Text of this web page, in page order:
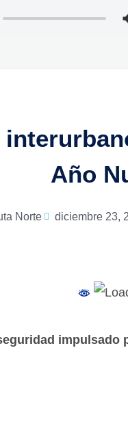
Año
Norte diciembre 23,